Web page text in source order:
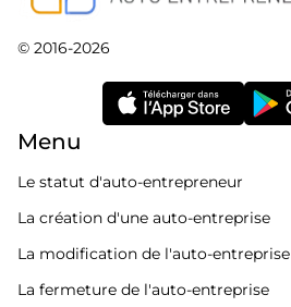
© 2016-2026
Menu
Le statut d'auto-entrepreneur
La création d'une auto-entreprise
La modification de l'auto-entreprise
La fermeture de l'auto-entreprise